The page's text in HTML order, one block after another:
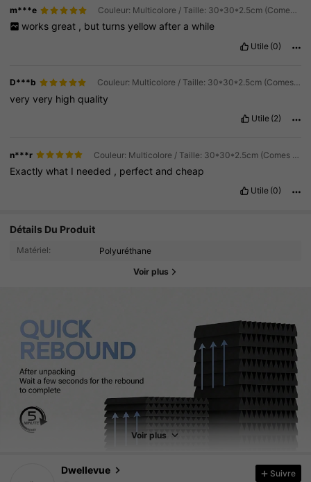
m***e Couleur: Multicolore / Taille: 30*30*2.5cm (Comes With Tapes) / Modèle: Blanc
works great , but turns yellow after a while
Utile (0)
D***b Couleur: Multicolore / Taille: 30*30*2.5cm (Comes With Tapes) / Modèle: Blanc
veryvery highquality
Utile (2)
n***r
Exactlywhat I needed , perfect andcheap
Utile (0)
Détails Du Produit
Matériel: Polyuréthane
Voir plus
Voir plus
Dwellevue
61K Suiveurs
61K Suiveurs
Suivre